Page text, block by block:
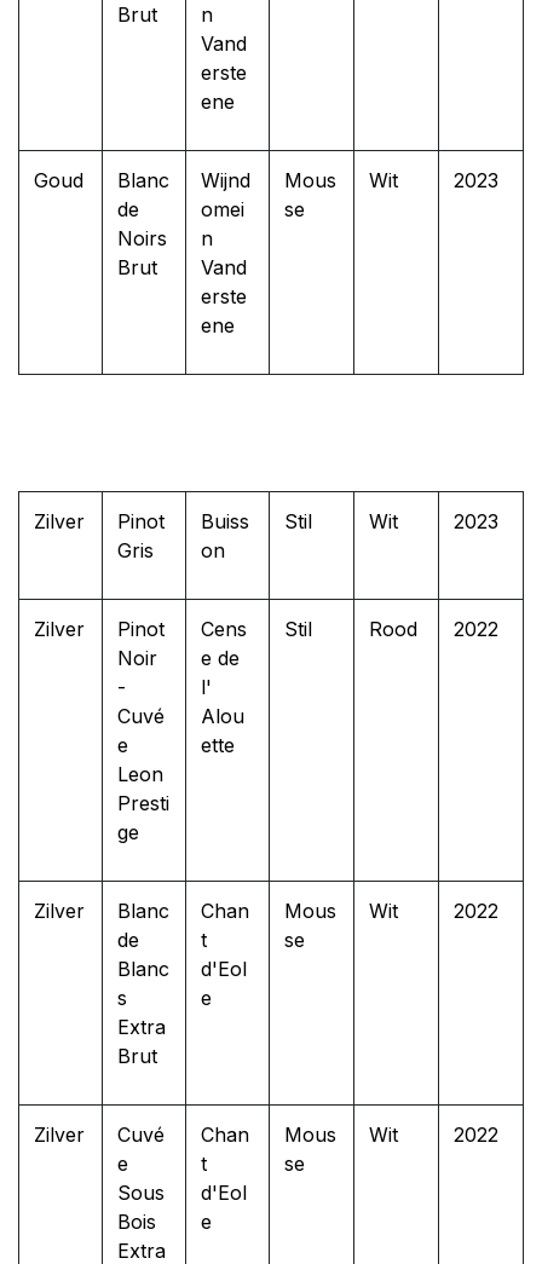
Brut
n
Vand
erste
ene
Goud
Blanc
de
Noirs
Brut
Wijnd
omei
n
Vand
erste
ene
Mous
se
Wit 2023
Zilver
Pinot
Gris
Buiss
on
Stil Wit 2023
Zilver
Pinot
Noir
-
Cuvé
e
Leon
Presti
ge
Cens
e de
l'
Alou
ette
Stil Rood 2022
Zilver
Blanc
de
Blanc
s
Extra
Brut
Chan
t
d'Eol
e
Mous
se
Wit 2022
Zilver
Cuvé
e
Sous
Bois
Extra
Chan
t
d'Eol
e
Mous
se
Wit 2022